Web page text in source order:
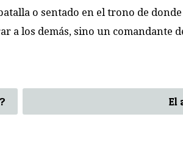
o sentado en el trono de
a los demás, sino un comandante
El